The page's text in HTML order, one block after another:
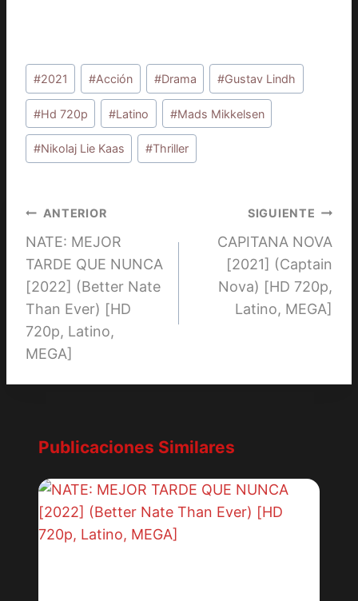
Etiquetas
de
la
entrada:
#2021 #Acción #Drama #Gustav Lindh
#Hd 720p #Latino #Mads Mikkelsen
#Nikolaj Lie Kaas #Thriller
Navegación
de
entradas
ANTERIOR
NATE: MEJOR
TARDE QUE NUNCA
[2022] (Better Nate
Than Ever) [HD
720p, Latino,
MEGA]
SIGUIENTE
CAPITANA NOVA
[2021] (Captain
Nova) [HD 720p,
Latino, MEGA]
Publicaciones Similares